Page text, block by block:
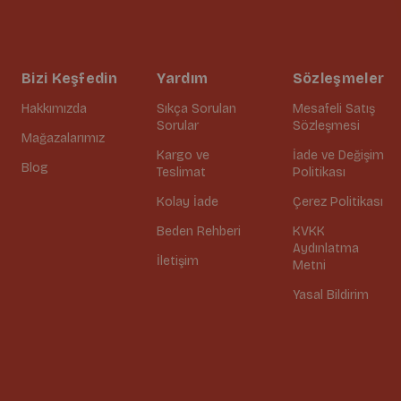
Bizi Keşfedin
Hakkımızda
Mağazalarımız
Blog
Yardım
Sıkça Sorulan
Sorular
Kargo ve
Teslimat
Kolay İade
Beden Rehberi
İletişim
Sözleşmeler
Mesafeli Satış
Sözleşmesi
İade ve Değişim
Politikası
Çerez Politikası
KVKK
Aydınlatma
Metni
Yasal Bildirim